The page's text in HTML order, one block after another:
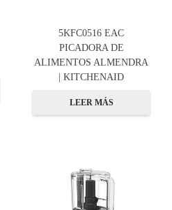
5KFC0516 EAC
PICADORA DE
ALIMENTOS ALMENDRA
| KITCHENAID
LEER MÁS